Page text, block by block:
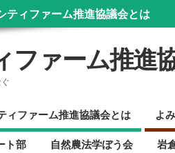
ティファーム推進協議会とは
ファーム推進
ィファーム推進協議会とは よ
ト部 自然農法学ぼう会 岩